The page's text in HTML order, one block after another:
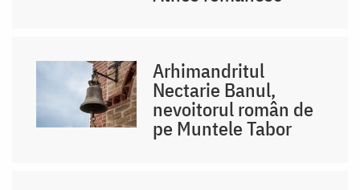
Arhimandritul
Nectarie Banul,
nevoitorul român de
pe Muntele Tabor